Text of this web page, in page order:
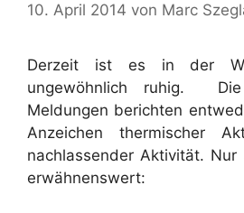
10. April 2014 von Marc
Derzeit ist es in der
ungewöhnlich ruhig.
Meldungen berichten
Anzeichen thermischer
nachlassender Aktivität.
erwähnenswert: